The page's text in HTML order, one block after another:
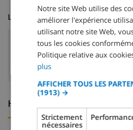
LOISIR
lecteur DVD
Heures d'arrivée et de départ
Notre site Web utilise des
améliorer l'expérience
utilisant notre site Web,
tous les cookies
Politique relative aux
plus
AFFICHER TOUS LES
(1913) →
Strictement
nécessaires